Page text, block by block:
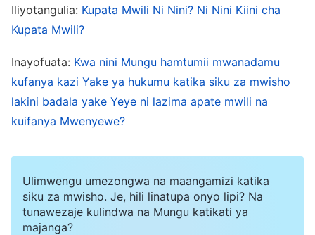
Kazi ya Mungu (3)
Kwa wale wanaotaka kuokolewa, thamani ya
Roho ipo chini zaidi kulinganisha na ile ya mwili.
Kazi ya Roho inaweza kuufikia ulimwengu wote,
katika milima yote, mito, maziwa, na bahari,
na kila mtu anayekutana na Yeye. Aidha, mwili
wa Mungu katika umbo la kushikika unaweza
kueleweka vizuri na kuaminiwa na mwanadamu,
Iliyotangulia: Kupata Mwili Ni Nini? Ni Nini Kiini cha
Kupata Mwili?
Inayofuata: Kwa nini Mungu hamtumii mwanadamu
kufanya kazi Yake ya hukumu katika siku za mwisho
lakini badala yake Yeye ni lazima apate mwili na
kuifanya Mwenyewe?
Ulimwengu umezongwa na maangamizi katika
siku za mwisho. Je, hili linatupa onyo lipi? Na
tunawezaje kulindwa na Mungu katikati ya
majanga?